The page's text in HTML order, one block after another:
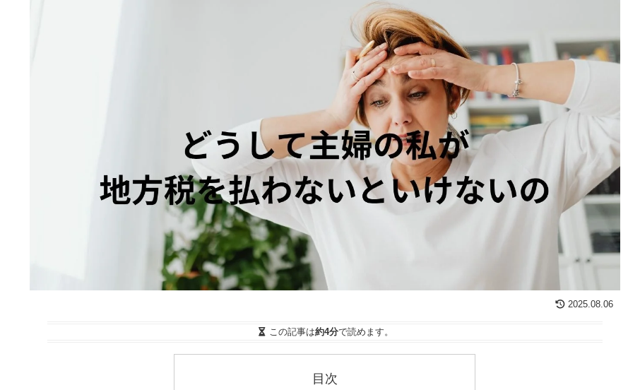
2025.08.06
この記事は約4分で読めます。
目次